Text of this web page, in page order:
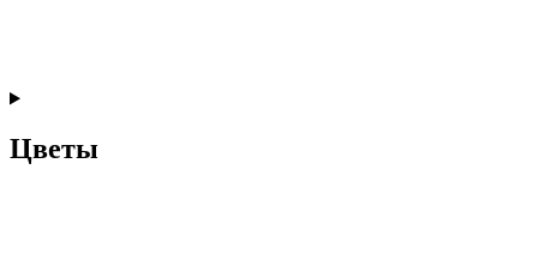
Цветы